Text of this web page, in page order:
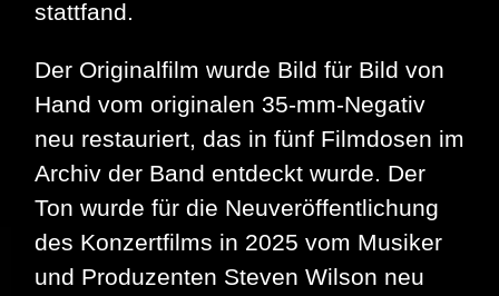
stattfand.
Der Originalfilm wurde Bild für Bild von
Hand vom originalen 35-mm-Negativ
neu restauriert, das in fünf Filmdosen im
Archiv der Band entdeckt wurde. Der
Ton wurde für die Neuveröffentlichung
des Konzertfilms in 2025 vom Musiker
und Produzenten Steven Wilson neu